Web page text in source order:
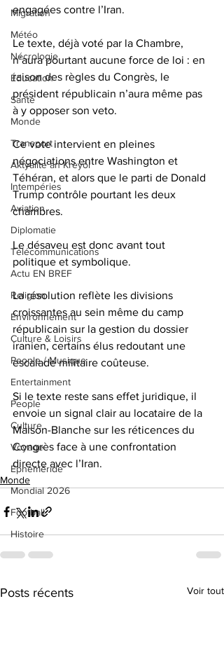
Migration
Météo
Nécrologie
Éducation
Santé
Monde
Transport
Aktyalite an Kreyòl
Intempéries
Aviation
Diplomatie
Télécommunications
Actu EN BREF
Religion
Environnement
Culture & Loisirs
People / Musique
Entertainment
People
Culture
Voyage
Éphéméride
Mondial 2026
Football
Histoire
engagées contre l’Iran.
Le texte, déjà voté par la Chambre,
n’aura pourtant aucune force de loi : en
raison des règles du Congrès, le
président républicain n’aura même pas
à y opposer son veto.
Ce vote intervient en pleines
négociations entre Washington et
Téhéran, et alors que le parti de Donald
Trump contrôle pourtant les deux
chambres.
Le désaveu est donc avant tout
politique et symbolique.
La résolution reflète les divisions
croissantes au sein même du camp
républicain sur la gestion du dossier
iranien, certains élus redoutant une
escalade militaire coûteuse.
Si le texte reste sans effet juridique, il
envoie un signal clair au locataire de la
Maison-Blanche sur les réticences du
Congrès face à une confrontation
directe avec l’Iran.
Monde
Posts récents Voir tout